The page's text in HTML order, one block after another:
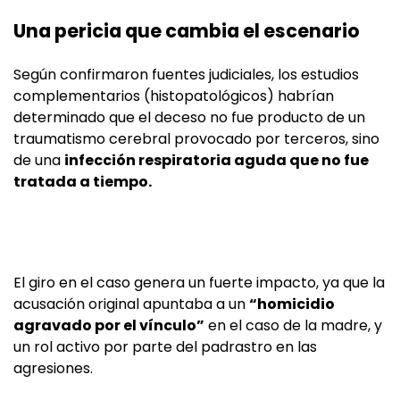
Una pericia que cambia el escenario
Según confirmaron fuentes judiciales, los estudios
complementarios (histopatológicos) habrían
determinado que el deceso no fue producto de un
traumatismo cerebral provocado por terceros, sino
de una infección respiratoria aguda que no fue
tratada a tiempo.
El giro en el caso genera un fuerte impacto, ya que la
acusación original apuntaba a un“homicidio
agravado por el vínculo” en el caso de la madre, y
un rol activo por parte del padrastro en las
agresiones.